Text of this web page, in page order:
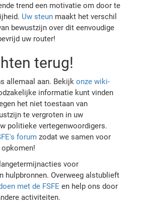
trend een motivatie om door te
Uw steun maakt het verschil
bewustzijn over dit eenvoudige
uw router!
terug!
allemaal aan. Bekijkonze wiki-
informatie kunt vinden
het niet toestaan van
te vergroten in uw
politieke vertegenwoordigers.
forum zodat we samen voor
voor
hulpbronnen. Overweeg alstublieft
met de FSFE en help ons door
activiteiten.